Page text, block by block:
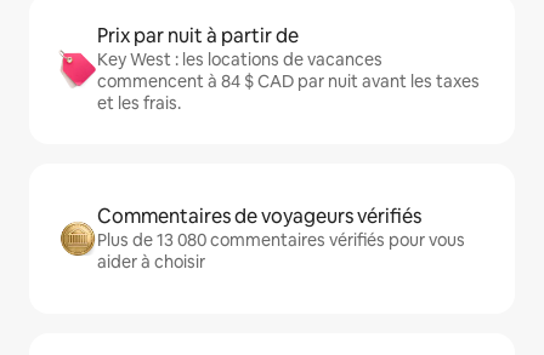
Prix par nuit à partir de
Key West : les locations de vacances
commencent à 84 $ CAD par nuit avant les taxes
et les frais.
Commentaires de voyageurs vérifiés
Plus de 13 080 commentaires vérifiés pour vous
aider à choisir